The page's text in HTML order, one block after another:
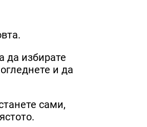
да избирате
и да
сами,